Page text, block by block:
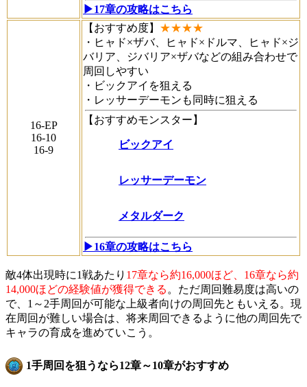
▶17章の攻略はこちら
16-EP
16-10
16-9
【おすすめ度】 ★★★★
・ヒャド×ザバ、ヒャド×ドルマ、ヒャド×ジ
バリア、ジバリア×ザバなどの組み合わせで
周回しやすい
・ビックアイを狙える
・レッサーデーモンも同時に狙える
【おすすめモンスター】
ビックアイ
レッサーデーモン
メタルダーク
▶16章の攻略はこちら
敵4体出現時に1戦あたり 17章なら約16,000ほど、16章なら約
14,000ほどの経験値が獲得できる 。ただ周回難易度は高いの
で、1～2手周回が可能な上級者向けの周回先ともいえる。現
在周回が難しい場合は、将来周回できるように他の周回先で
キャラの育成を進めていこう。
1手周回を狙うなら12章～10章がおすすめ